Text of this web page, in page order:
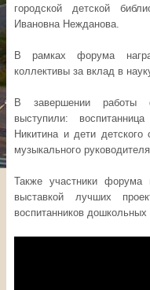
городской детской
Ивановна Нежданова.
В рамках форума
коллективы за вклад в
В завершении работы
выступили:
Никитина и дети
музыкального
Также участники форума
выставкой лучших
воспитанников